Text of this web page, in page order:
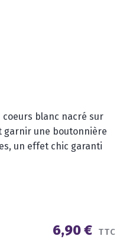
blanc nacré sur
une boutonnière
un effet chic garanti
6,90 € TTC